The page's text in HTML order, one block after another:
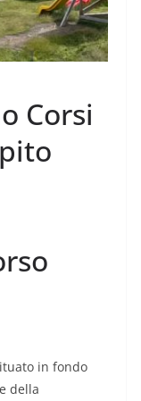
Corsi
in fondo
della